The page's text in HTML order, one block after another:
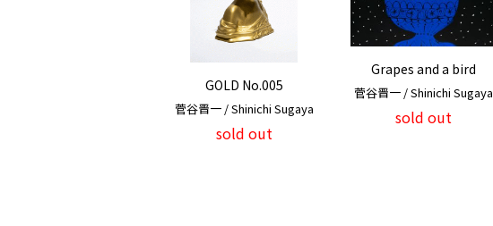
GOLD No.005
菅谷晋一 / Shinichi Sugaya
sold out
Grapes and a bird
菅谷晋一 / Shinichi Sugaya
sold out